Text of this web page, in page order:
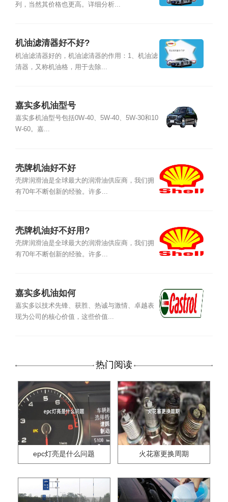
列，当然其价格也更高。详细分析...
机油滤清器好不好?
机油滤清器好的，机油滤清器的作用：1、机油滤
清器，又称机油格，用于去除...
嘉实多机油型号
嘉实多机油型号包括0W-40、5W-40、5W-30和10
W-60。嘉...
壳牌机油好不好
壳牌润滑油是全球最大的润滑油供应商，我们拥
有70年不断创新的经验。许多...
壳牌机油好不好用?
壳牌润滑油是全球最大的润滑油供应商，我们拥
有70年不断创新的经验。许多...
嘉实多机油如何
嘉实多以技术先锋、获胜、热诚与激情、卓越表
现为公司的核心价值，这些价值...
热门阅读
epc灯亮是什么问题 火花塞更换周期